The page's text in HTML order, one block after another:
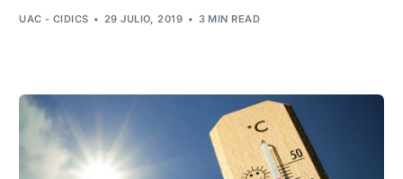
UAC - CIDICS 29 JULIO, 2019 3 MIN READ